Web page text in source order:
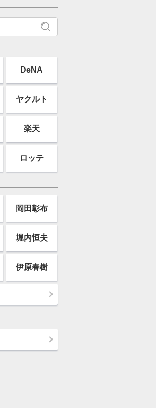
DeNA
ヤクルト
楽天
ロッテ
岡田彰布
堀内恒夫
伊原春樹